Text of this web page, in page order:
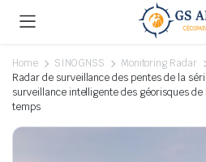
Home SINOGNSS
Monitoring Radar
Radar de surveillance des pentes de la
surveillance intelligente des géorisques
temps